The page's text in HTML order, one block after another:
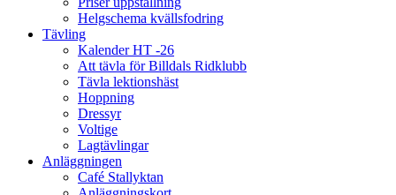
Helgschema kvällsfodring
Tävling
Kalender HT -26
Att tävla för Billdals Ridklubb
Tävla lektionshäst
Hoppning
Dressyr
Voltige
Lagtävlingar
Anläggningen
Café Stallyktan